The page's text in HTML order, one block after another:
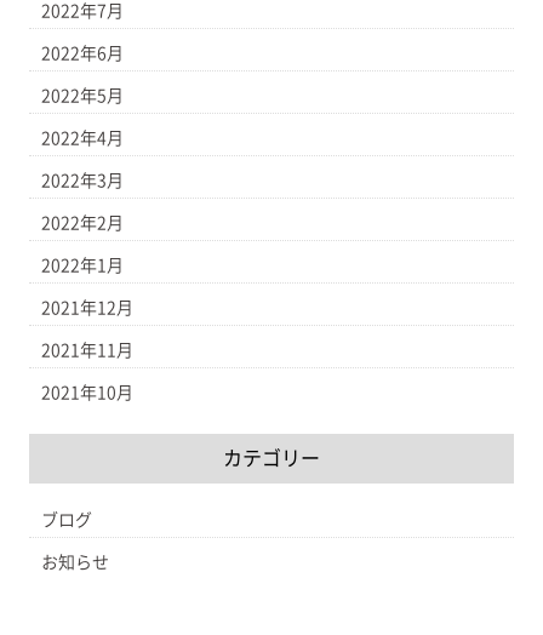
2022年7月
2022年6月
2022年5月
2022年4月
2022年3月
2022年2月
2022年1月
2021年12月
2021年11月
2021年10月
カテゴリー
ブログ
お知らせ